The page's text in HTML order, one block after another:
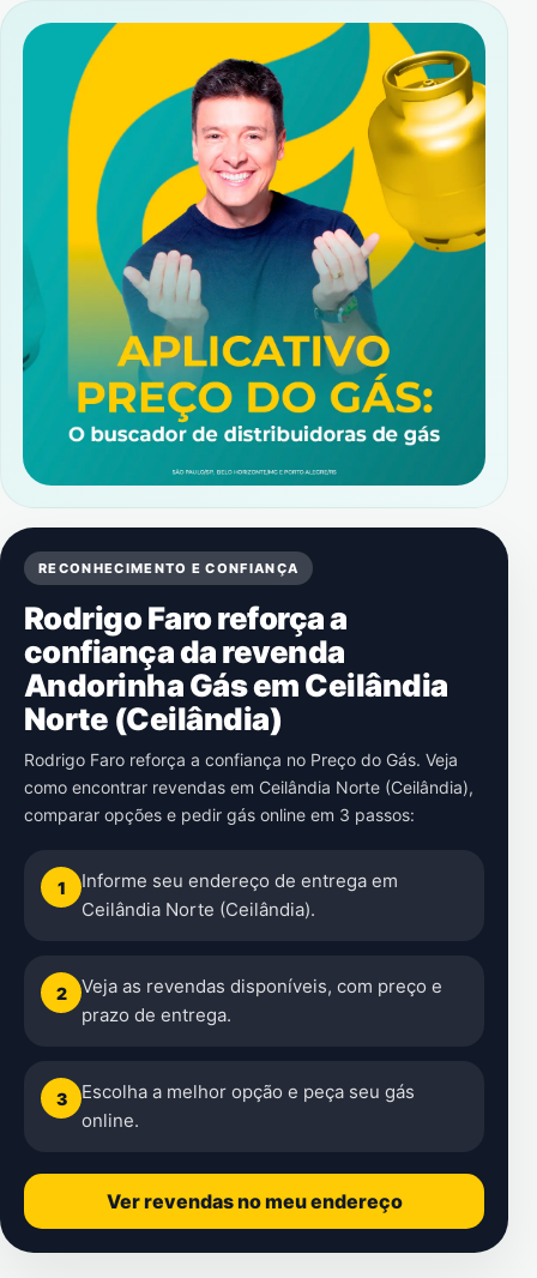
RECONHECIMENTO E CONFIANÇA
Rodrigo Faro reforça a
confiança da revenda
Andorinha Gás em Ceilândia
Norte (Ceilândia)
Rodrigo Faro reforça a confiança no Preço do Gás. Veja
como encontrar revendas em Ceilândia Norte (Ceilândia),
comparar opções e pedir gás online em 3 passos:
1
Informe seu endereço de entrega em
Ceilândia Norte (Ceilândia).
2
Veja as revendas disponíveis, com preço e
prazo de entrega.
3
Escolha a melhor opção e peça seu gás
online.
Ver revendas no meu endereço